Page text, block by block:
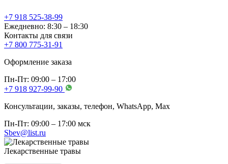
+7 918 525-38-99
Ежедневно: 8:30 – 18:30
Контакты для связи
+7 800 775-31-91
Оформление заказа
Пн-Пт: 09:00 – 17:00
+7 918 927-99-90
Консультации, заказы, телефон, WhatsApp, Мах
Пн-Пт: 09:00 – 17:00 мск
Sbev@list.ru
Лекарственные травы